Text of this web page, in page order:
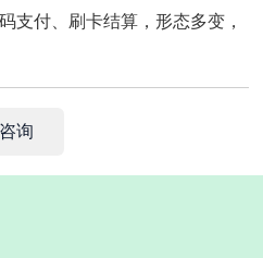
支付、刷卡结算，形态多变，
询